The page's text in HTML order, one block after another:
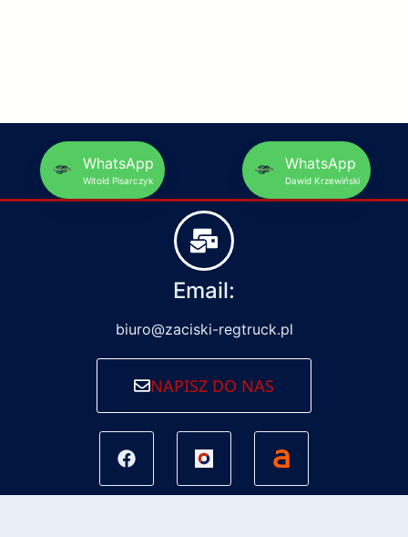
WhatsApp
Witold Pisarczyk
WhatsApp
Dawid Krzewiński
Email:
biuro@zaciski-regtruck.pl
NAPISZ DO NAS